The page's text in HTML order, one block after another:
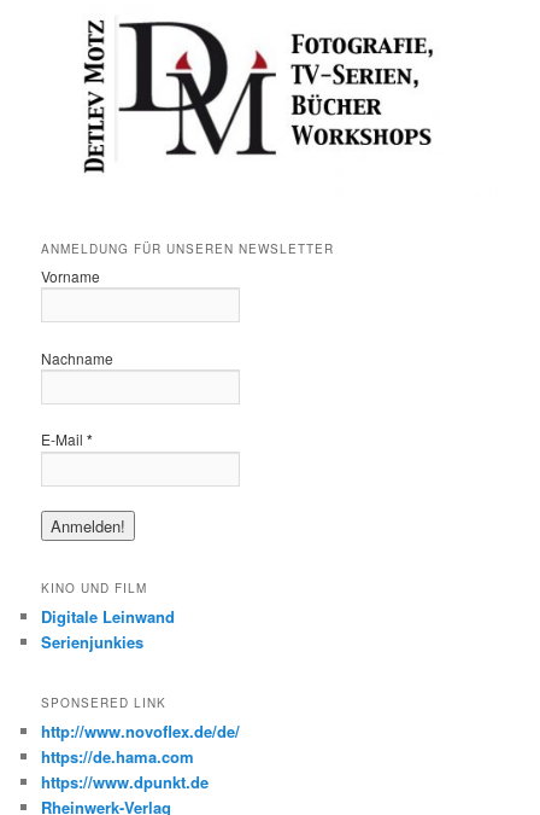
ANMELDUNG FÜR UNSEREN NEWSLETTER
Vorname
Nachname
E-Mail*
KINO UND FILM
Digitale Leinwand
Serienjunkies
SPONSERED LINK
http://www.novoflex.de/de/
https://de.hama.com
https://www.dpunkt.de
Rheinwerk-Verlag